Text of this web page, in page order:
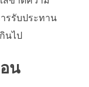
รรับประทาน
นไป
น